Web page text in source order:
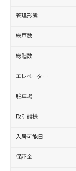
管理形態
総戸数
総階数
エレベーター
駐車場
取引態様
入居可能日
保証金